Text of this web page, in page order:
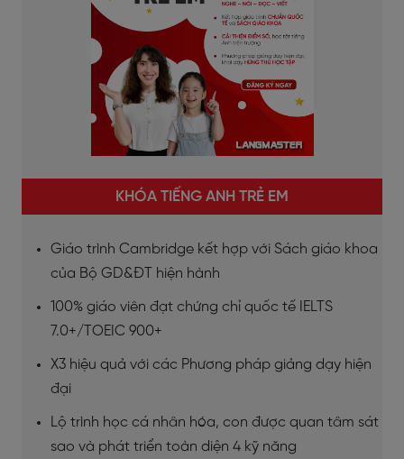
KHÓA TIẾNG ANH TRẺ EM
Giáo trình Cambridge kết hợp với Sách giáo khoa
của Bộ GD&ĐT hiện hành
100% giáo viên đạt chứng chỉ quốc tế IELTS
7.0+/TOEIC 900+
X3 hiệu quả với các Phương pháp giảng dạy hiện
đại
Lộ trình học cá nhân hóa, con được quan tâm sát
sao và phát triển toàn diện 4 kỹ năng